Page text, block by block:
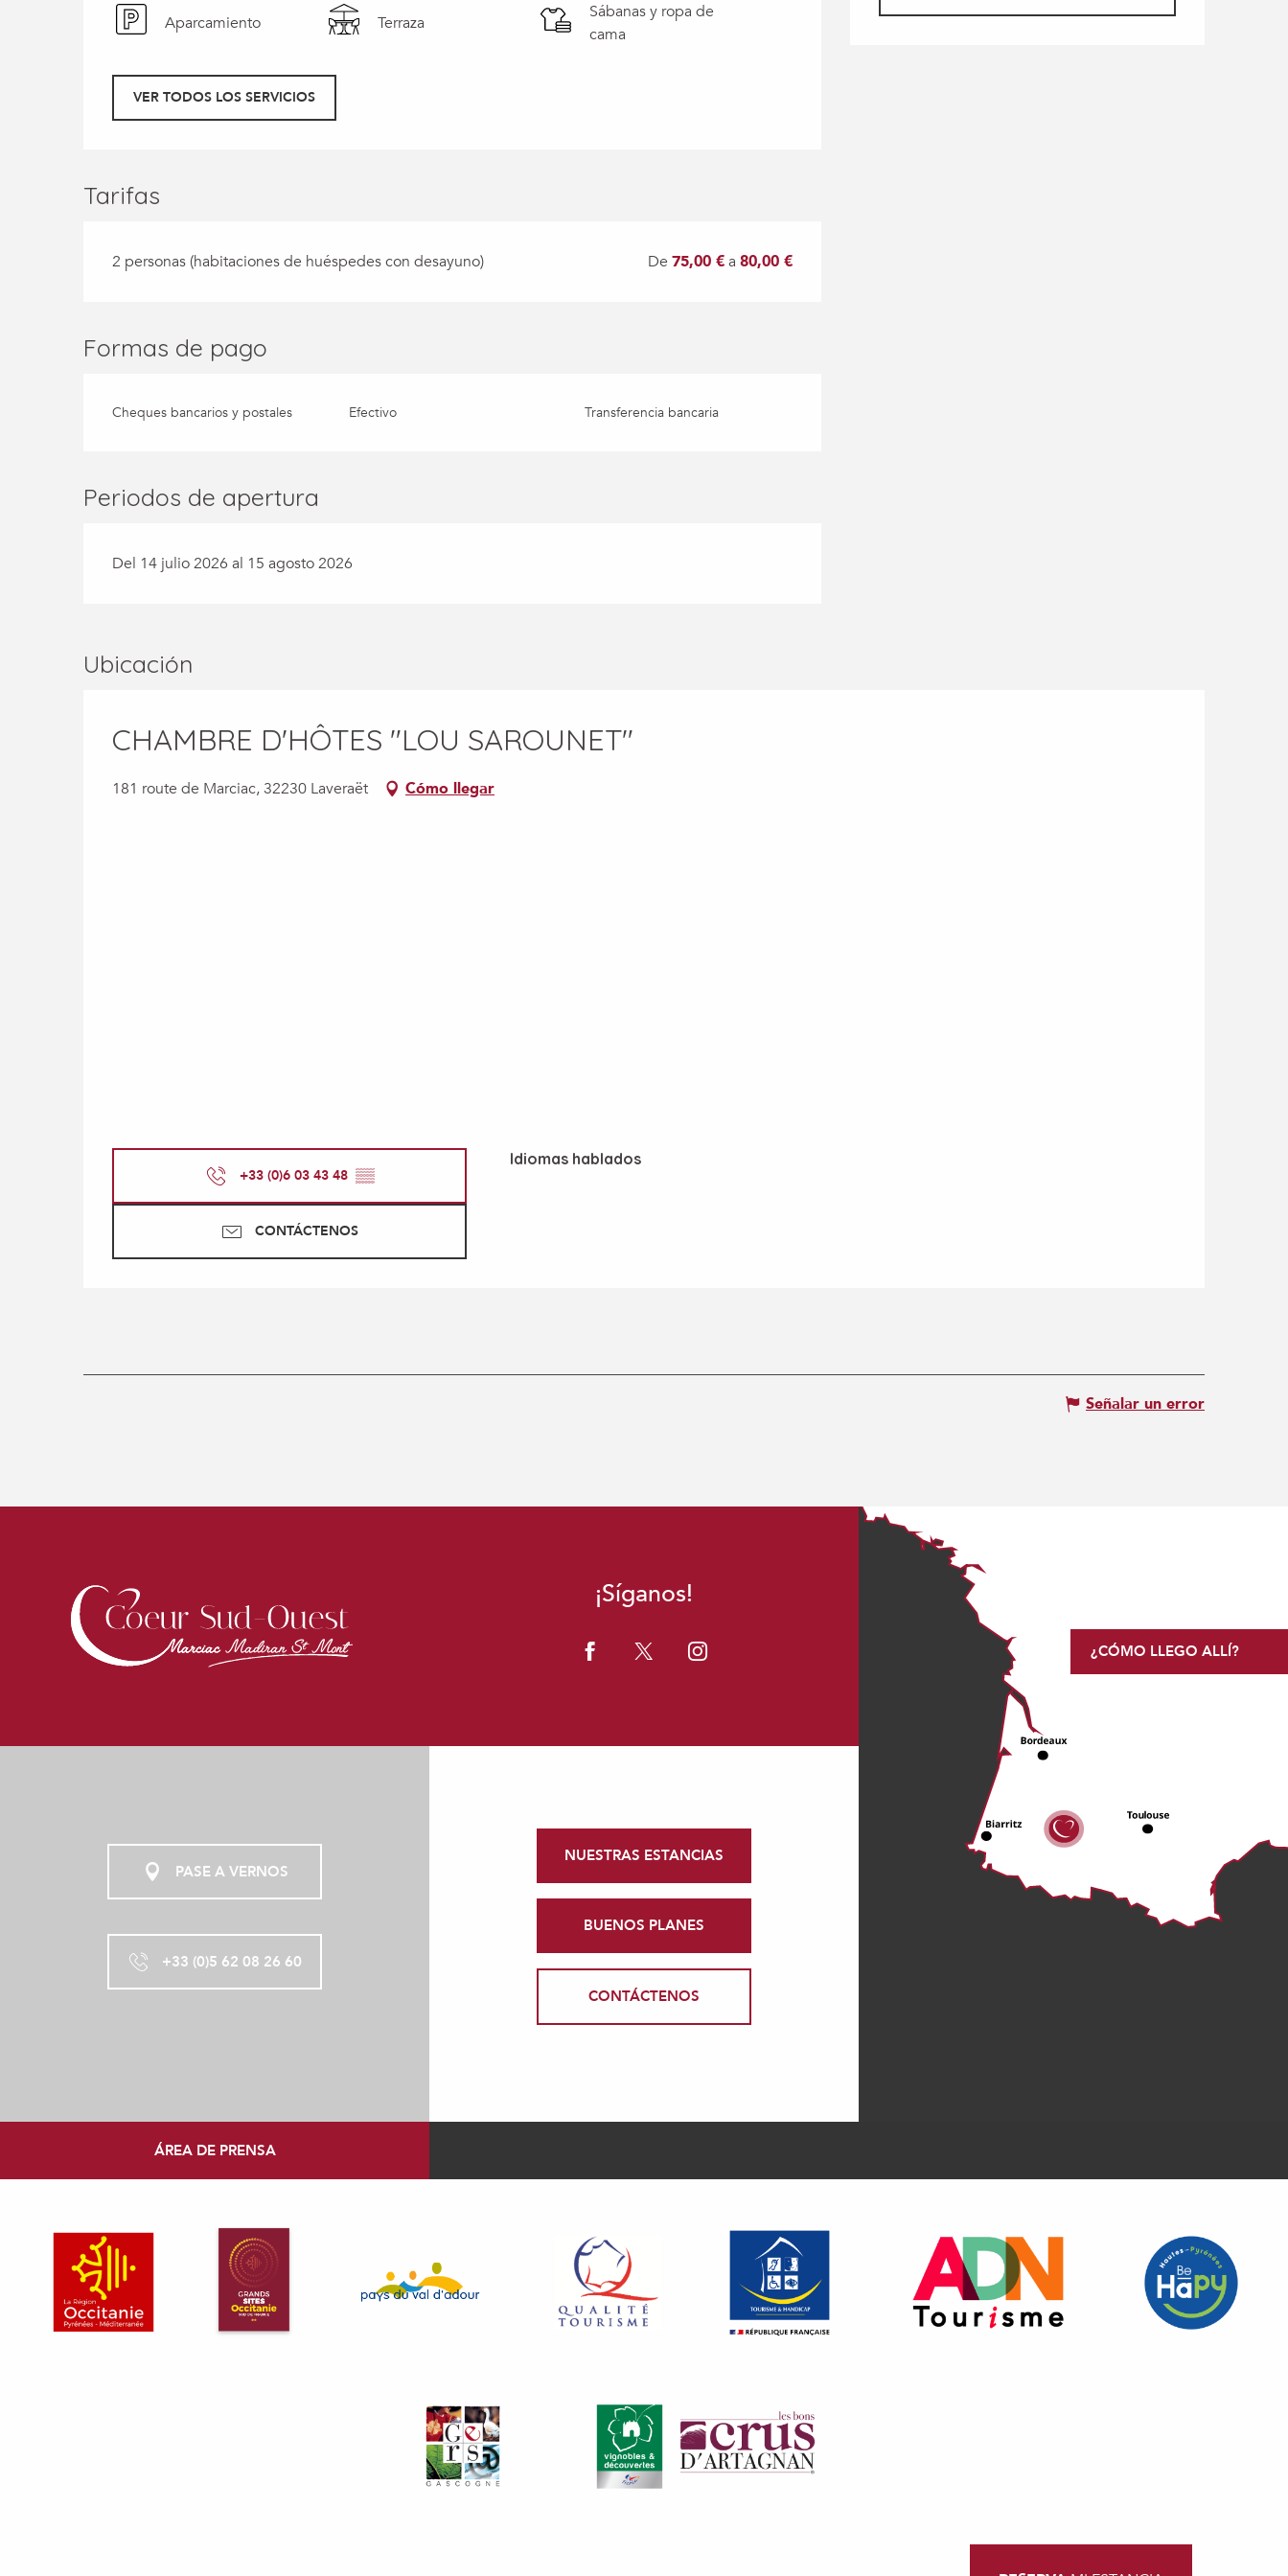
Aparcamiento Terraza
Sábanas y ropa de
cama
VER TODOS LOS SERVICIOS
Tarifas
2 personas (habitaciones de huéspedes con desayuno) De75,00 €a80,00 €
Formas de pago
Cheques bancarios y postales Efectivo Transferencia bancaria
Periodos de apertura
Del 14 julio 2026 al 15 agosto 2026
Ubicación
CHAMBRE D'HÔTES "LOU SAROUNET"
181 route de Marciac, 32230 Laveraët Cómo llegar
+33 (0)6 03 43 48 ▒▒
CONTÁCTENOS
Idiomas hablados
Idiomas hablados
Señalar un error
¡Síganos!
PASE A VERNOS
+33 (0)5 62 08 26 60
NUESTRAS ESTANCIAS
BUENOS PLANES
CONTÁCTENOS
¿CÓMO LLEGO ALLÍ?
ÁREA DE PRENSA